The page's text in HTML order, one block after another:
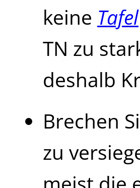
keine Tafel
TN zu
deshalb
Brechen
zu